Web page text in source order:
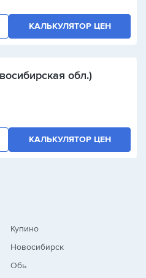
КАЛЬКУЛЯТОР ЦЕН
обл.)
КАЛЬКУЛЯТОР ЦЕН
Купино
Новосибирск
Обь